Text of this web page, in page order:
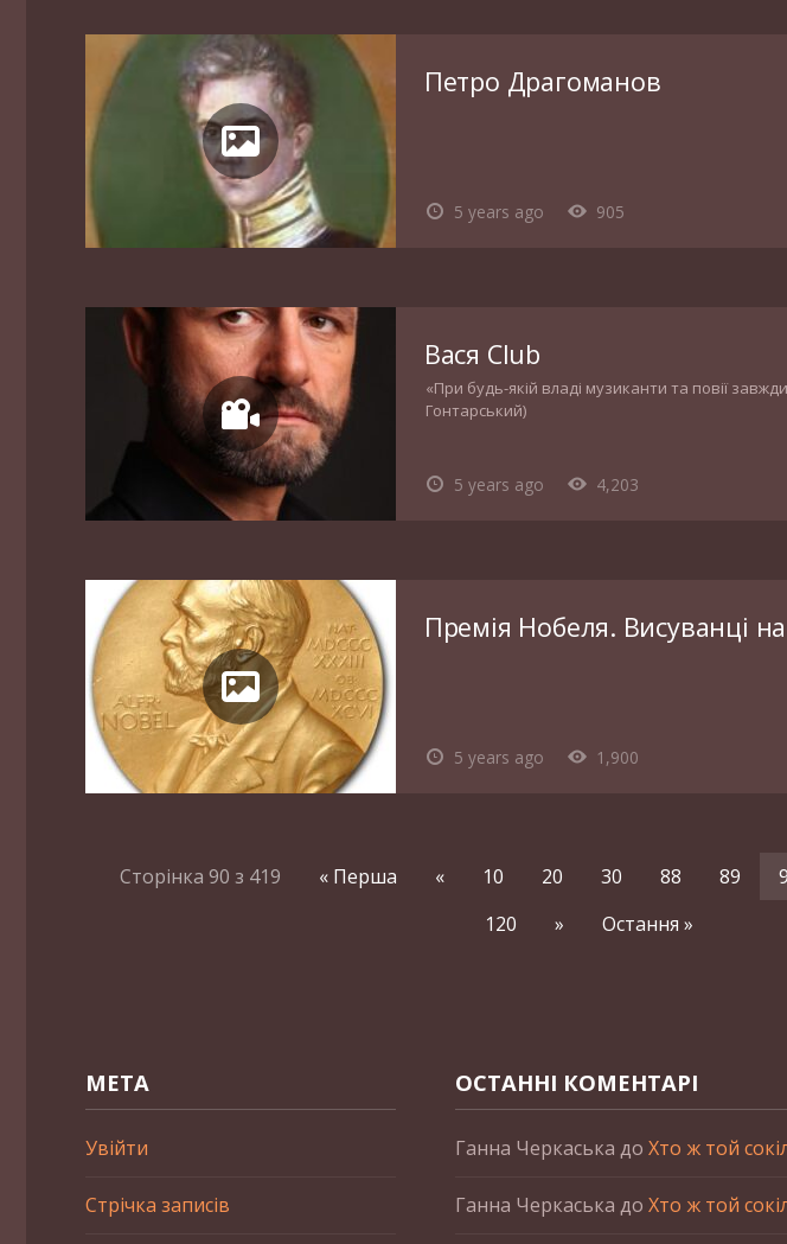
5 years ago 905
Петро Драгоманов
5 years ago 4,203
Вася Club
«При будь-якій владі музиканти та повії
Гонтарський)
5 years ago 1,900
Премія Нобеля. Висуванці
Сторінка 90 з 419 « Перша « 10 20 30 88 89
120
» Остання »
МЕТА
Увійти
Стрічка записів
ОСТАННІ КОМЕНТАРІ
Ганна Черкаська до Хто ж той
Ганна Черкаська до Хто ж той